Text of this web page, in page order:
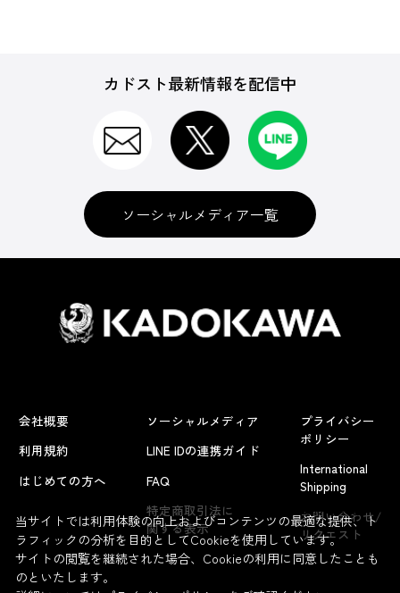
よくあるお問い合わせ
カドスト最新情報を配信中
ソーシャルメディア一覧
会社概要
利用規約
はじめての方へ
ソーシャルメディア
LINE IDの連携ガイド
FAQ
特定商取引法に
関する表示
プライバシー
ポリシー
International
Shipping
お問い合わせ/
リクエスト
当サイトでは利用体験の向上およびコンテンツの最適な提供、ト
ラフィックの分析を目的としてCookieを使用しています。
サイトの閲覧を継続された場合、Cookieの利用に同意したことも
のといたします。